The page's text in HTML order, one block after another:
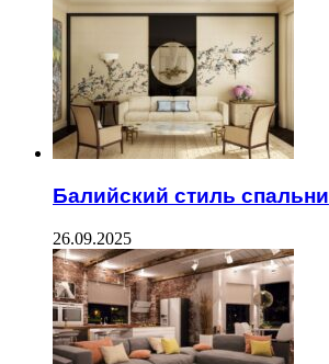
Балийский стиль спальни
26.09.2025